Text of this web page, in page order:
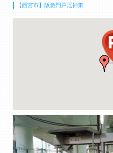
【西宮市】阪急門戸厄神東